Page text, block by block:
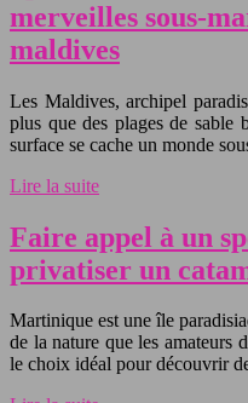
merveilles sous-
maldives
Les Maldives, archipel
plus que des plages de sable
surface se cache un monde
Lire la suite
Faire appel à un
privatiser un
Martinique est une île
de la nature que les amateurs
le choix idéal pour découvrir